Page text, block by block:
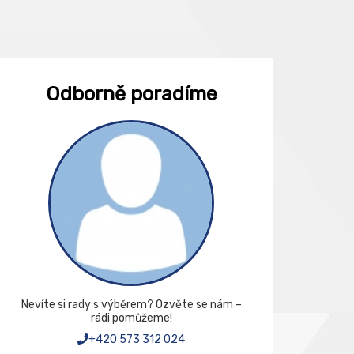
Odborně poradíme
Nevíte si rady s výběrem? Ozvěte se nám –
rádi pomůžeme!
+420 573 312 024